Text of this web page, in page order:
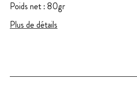
Poids net : 80gr
Plus de détails